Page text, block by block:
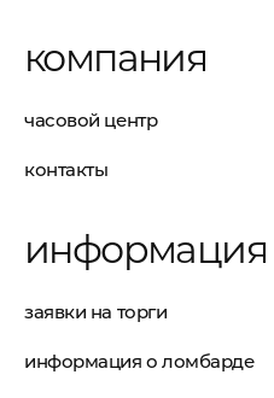
компания
часовой центр
контакты
информация
заявки на торги
информация о ломбарде